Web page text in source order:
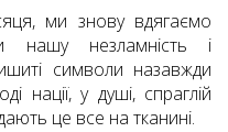
ми знову вдягаємо
нашу незламність і
символи назавжди
нації, у душі, спраглій
це все на тканині.